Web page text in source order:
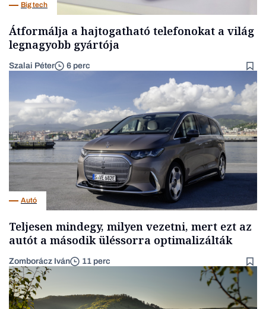
Big tech
Átformálja a hajtogatható telefonokat a világ
legnagyobb gyártója
Szalai Péter 6 perc
Autó
Teljesen mindegy, milyen vezetni, mert ezt az
autót a második üléssorra optimalizálták
Zomborácz Iván 11 perc